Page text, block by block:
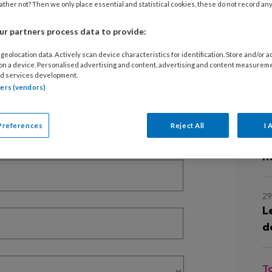
lezen?
lees 2 artikelen gratis per maand
not? Then we only place essential and statistical cookies, these do not record
partners process data to provide:
data. Actively scan device characteristics for identification. Store and/or
a device. Personalised advertising and content, advertising and content
services development.
(vendors)
Reject All I